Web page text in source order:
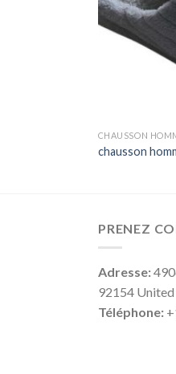
CHAUSSON
chausson
PRENEZ
Adresse:
92154 United
Téléphone: